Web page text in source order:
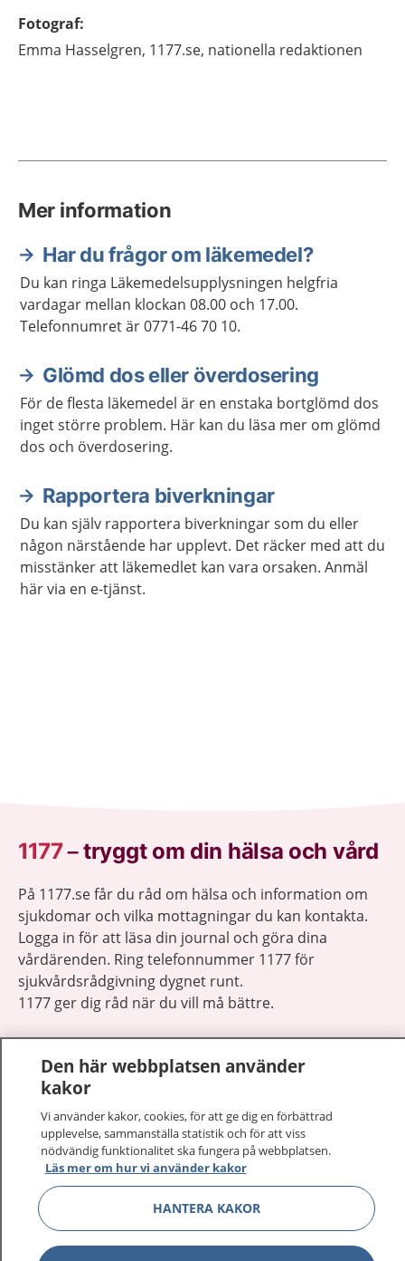
Fotograf:
Emma Hasselgren, 1177.se, nationella redaktionen
Mer information
Har du frågor om läkemedel?
Du kan ringa Läkemedelsupplysningen helgfria
vardagar mellan klockan 08.00 och 17.00.
Telefonnumret är 0771-46 70 10.
Glömd dos eller överdosering
För de flesta läkemedel är en enstaka bortglömd dos
inget större problem. Här kan du läsa mer om glömd
dos och överdosering.
Rapportera biverkningar
Du kan själv rapportera biverkningar som du eller
någon närstående har upplevt. Det räcker med att du
misstänker att läkemedlet kan vara orsaken. Anmäl
här via en e-tjänst.
1177–tryggt om din hälsa och vård
På 1177.se får du råd om hälsa och information om
sjukdomar och vilka mottagningar du kan kontakta.
Logga in för att läsa din journal och göra dina
vårdärenden. Ring telefonnummer 1177 för
sjukvårdsrådgivning dygnet runt.
1177 ger dig råd när du vill må bättre.
1177 på flera språk
Om 1177
Kontakt Visa
Den här webbplatsen använder
kakor
Vi använder kakor, cookies, för att ge dig en förbättrad
upplevelse, sammanställa statistik och för att viss
nödvändig funktionalitet ska fungera på webbplatsen.
Läs mer om hur vi använder kakor
HANTERA KAKOR